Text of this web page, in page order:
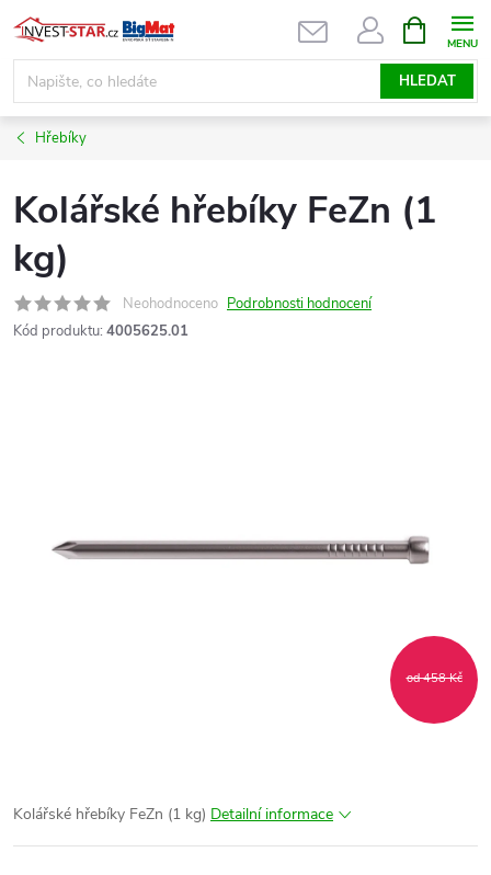
Přejít
na
obsah
HLEDAT
NÁKUPNÍ
KOŠÍK
Hřebíky
Kolářské hřebíky FeZn (1
kg)
Neohodnoceno Podrobnosti hodnocení
Kód produktu: 4005625.01
od 458 Kč
Kolářské hřebíky FeZn (1 kg) Detailní informace